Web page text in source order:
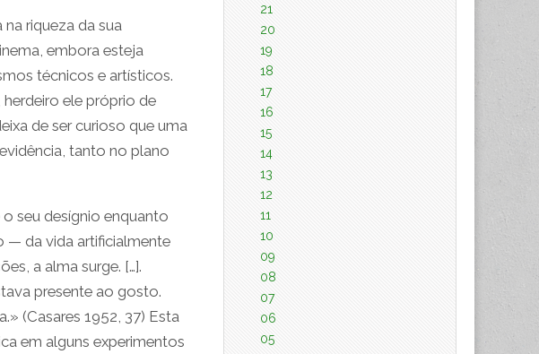
riqueza da sua
embora esteja
técnicos e artísticos.
ele próprio de
de ser curioso que uma
tanto no plano
seu desígnio enquanto
— da vida artificialmente
a alma surge. […].
presente ao gosto.
(Casares 1952, 37) Esta
em alguns experimentos
21
20
19
18
17
16
15
14
13
12
11
10
09
08
07
06
05